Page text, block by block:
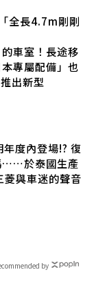
全長4.7m剛剛
車室！長途移
專屬配備」也
出新型
度內登場!? 復
……於泰國生產
菱與車迷的聲音
by